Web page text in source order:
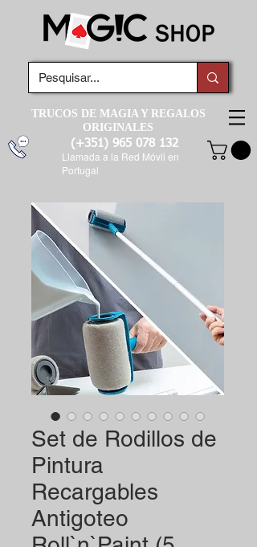
TRUCOS DE MAGIA Y REGALOS
ORIGINALES
(+351) 965 078 132
Llamada a la Red Móvil en
Portugal
Set de Rodillos de
Pintura
Recargables
Antigoteo